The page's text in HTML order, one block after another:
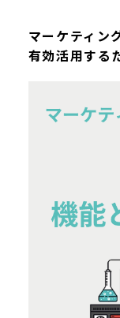
マーケティン
有効活用する